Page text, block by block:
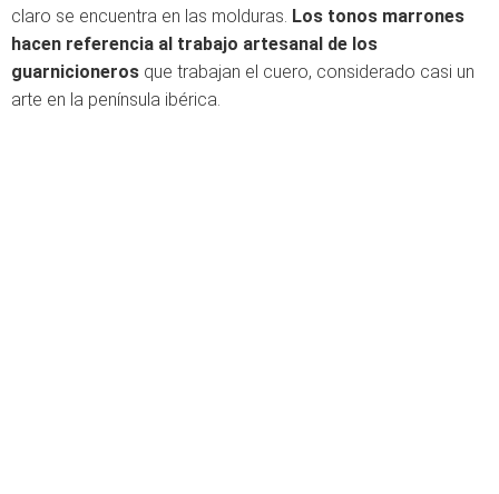
claro se encuentra en las molduras. Los tonos marrones
hacen referencia al trabajo artesanal de los
guarnicioneros que trabajan el cuero, considerado casi un
arte en la península ibérica.